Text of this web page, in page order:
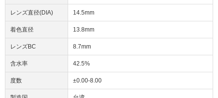
レンズ直径(DIA) 14.5mm
着色直径 13.8mm
レンズBC 8.7mm
含水率 42.5%
度数 ±0.00-8.00